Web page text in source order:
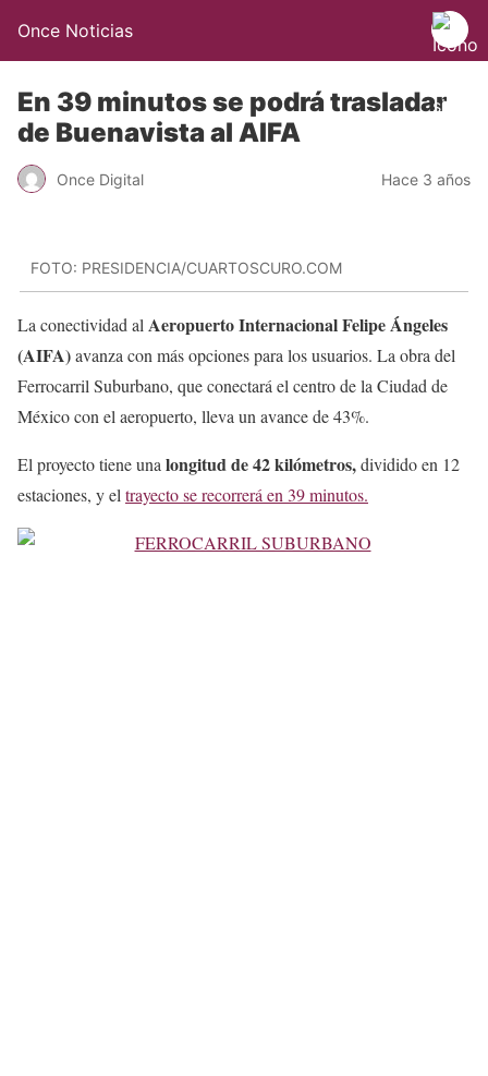
Once Noticias
En 39 minutos se podrá trasladar
de Buenavista al AIFA
Once Digital Hace 3 años
FOTO: PRESIDENCIA/CUARTOSCURO.COM
La conectividad al Aeropuerto Internacional Felipe Ángeles
(AIFA)avanza con más opciones para los usuarios. La obra del
Ferrocarril Suburbano, que conectará el centro de la Ciudad de
México con el aeropuerto, lleva un avance de 43%.
El proyecto tiene una longitud de 42 kilómetros,dividido en 12
estaciones, y el trayecto se recorrerá en 39 minutos.